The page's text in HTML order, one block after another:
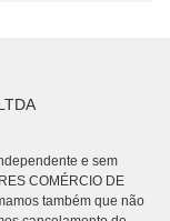
e sem
COMÉRCIO DE
também que não